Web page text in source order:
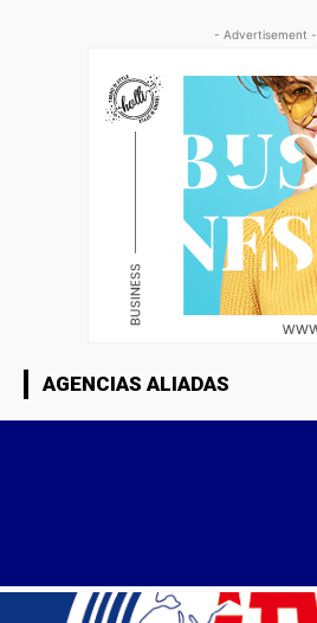
- Advertisement -
AGENCIAS ALIADAS